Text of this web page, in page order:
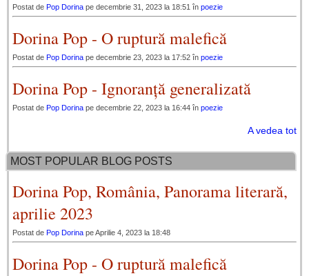
Postat de Pop Dorina pe decembrie 31, 2023 la 18:51 în poezie
Dorina Pop - O ruptură malefică
Postat de Pop Dorina pe decembrie 23, 2023 la 17:52 în poezie
Dorina Pop - Ignoranță generalizată
Postat de Pop Dorina pe decembrie 22, 2023 la 16:44 în poezie
A vedea tot
MOST POPULAR BLOG POSTS
Dorina Pop, România, Panorama literară,
aprilie 2023
Postat de Pop Dorina pe Aprilie 4, 2023 la 18:48
Dorina Pop - O ruptură malefică